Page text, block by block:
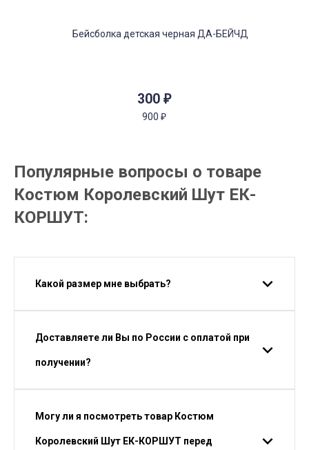
300 ₽
900 ₽
Популярные вопросы о товаре
Костюм Королевский Шут ЕК-
КОРШУТ:
Какой размер мне выбрать?
Доставляете ли Вы по России с оплатой при
получении?
Могу ли я посмотреть товар Костюм
Королевский Шут ЕК-КОРШУТ перед